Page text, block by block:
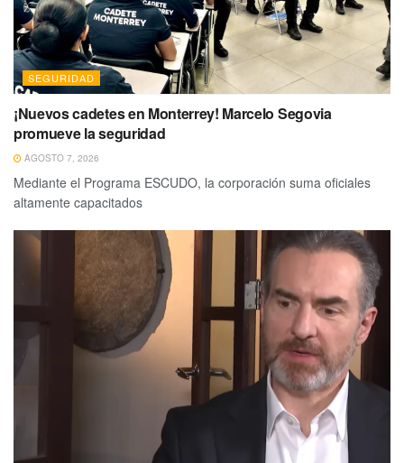
SEGURIDAD
¡Nuevos cadetes en Monterrey! Marcelo Segovia
promueve la seguridad
AGOSTO 7, 2026
Mediante el Programa ESCUDO, la corporación suma oficiales
altamente capacitados